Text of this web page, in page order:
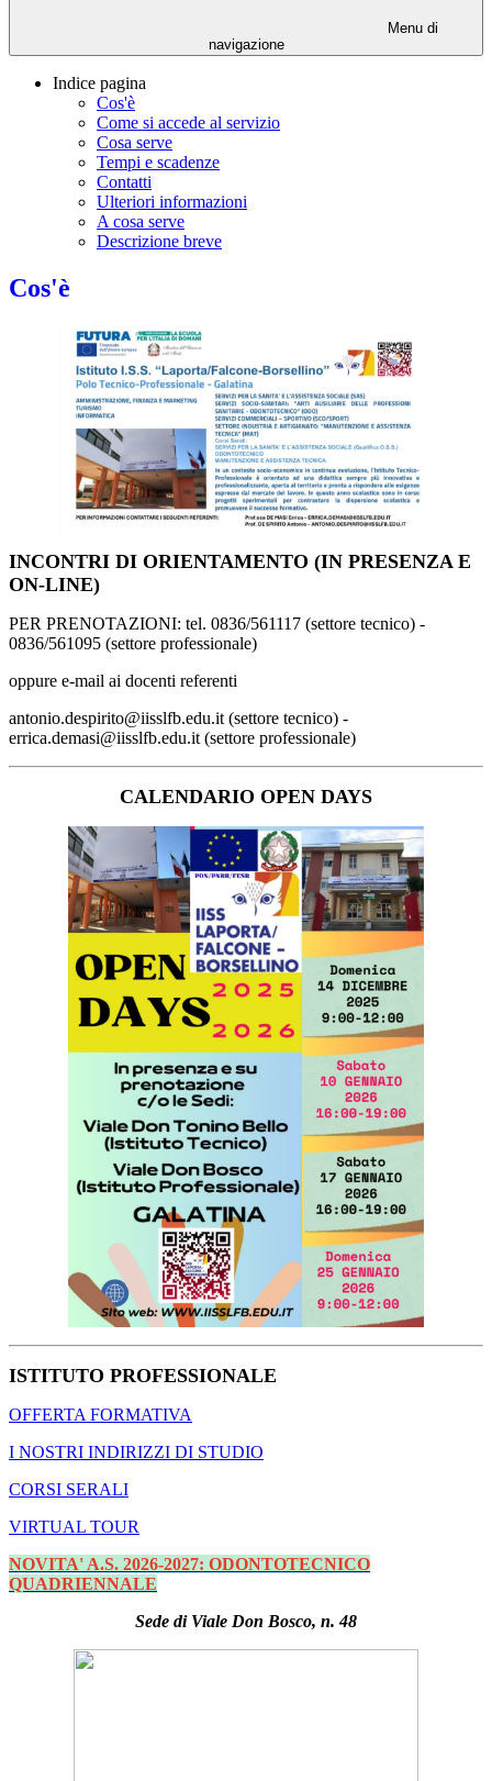
Menu di
navigazione
Indice pagina
Cos'è
Come si accede al servizio
Cosa serve
Tempi e scadenze
Contatti
Ulteriori informazioni
A cosa serve
Descrizione breve
Cos'è
INCONTRI DI ORIENTAMENTO (IN PRESENZA E
ON-LINE)
PER PRENOTAZIONI: tel. 0836/561117 (settore tecnico) -
0836/561095 (settore professionale)
oppure e-mail ai docenti referenti
antonio.despirito@iisslfb.edu.it (settore tecnico) -
errica.demasi@iisslfb.edu.it (settore professionale)
CALENDARIO OPEN DAYS
ISTITUTO PROFESSIONALE
OFFERTA FORMATIVA
I NOSTRI INDIRIZZI DI STUDIO
CORSI SERALI
VIRTUAL TOUR
NOVITA' A.S. 2026-2027: ODONTOTECNICO
QUADRIENNALE
Sede di Viale Don Bosco, n. 48